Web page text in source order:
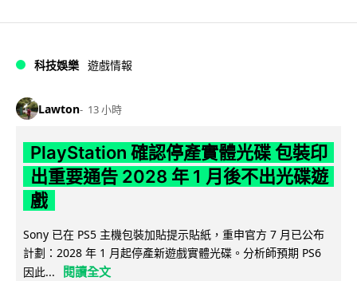
科技娛樂 遊戲情報
Lawton 13 小時
PlayStation 確認停產實體光碟 包裝印
出重要通告 2028 年 1 月後不出光碟遊
戲
Sony 已在 PS5 主機包裝加貼提示貼紙，重申官方 7 月已公布
計劃：2028 年 1 月起停產新遊戲實體光碟。分析師預期 PS6
因此...
閱讀全文